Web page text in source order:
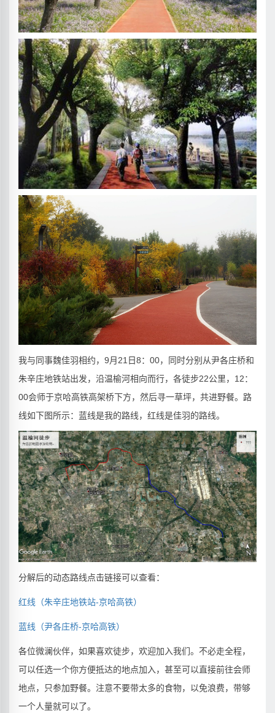
我与同事魏佳羽相约，9月21日8：00，同时分别从尹各庄桥和
朱辛庄地铁站出发，沿温榆河相向而行，各徒步22公里，12：
00会师于京哈高铁高架桥下方，然后寻一草坪，共进野餐。路
线如下图所示：蓝线是我的路线，红线是佳羽的路线。
分解后的动态路线点击链接可以查看：
红线（朱辛庄地铁站-京哈高铁）
蓝线（尹各庄桥-京哈高铁）
各位微澜伙伴，如果喜欢徒步，欢迎加入我们。不必走全程，
可以任选一个你方便抵达的地点加入，甚至可以直接前往会师
地点，只参加野餐。注意不要带太多的食物，以免浪费，带够
一个人量就可以了。